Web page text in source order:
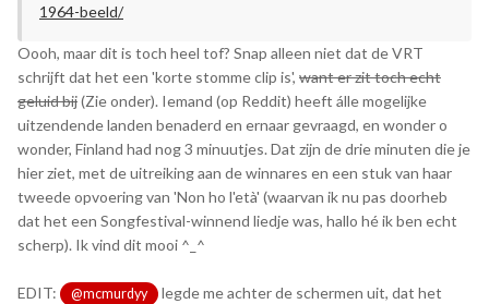
1964-beeld/
Oooh, maar dit is toch heel tof? Snap alleen niet dat de VRT
schrijft dat het een 'korte stomme clip is', want er zit toch echt
geluid bij(Zie onder). Iemand (op Reddit) heeft álle mogelijke
uitzendende landen benaderd en ernaar gevraagd, en wonder o
wonder, Finland had nog 3 minuutjes. Dat zijn de drie minuten die je
hier ziet, met de uitreiking aan de winnares en een stuk van haar
tweede opvoering van 'Non ho l'età' (waarvan ik nu pas doorheb
dat het een Songfestival-winnend liedje was, hallo hé ik ben echt
scherp). Ik vind dit mooi ^_^
EDIT: @mcmurdyy
legde me achter de schermen uit, dat het